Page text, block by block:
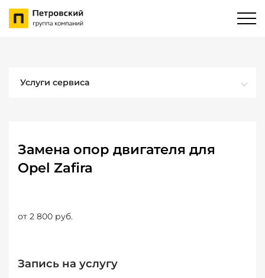
Услуги сервиса
Замена опор двигателя для
Opel Zafira
от 2 800 руб.
Запись на услугу